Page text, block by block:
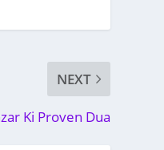
NEXT
Ki Proven Dua